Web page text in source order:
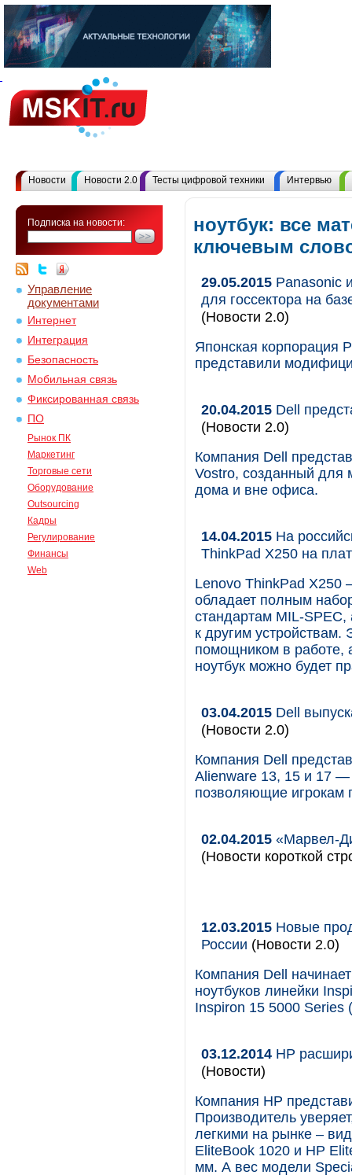
Новости Новости 2.0 Тесты цифровой техники Интервью
Подписка на новости:
Управление
документами
Интернет
Интеграция
Безопасность
Мобильная связь
Фиксированная связь
ПО
Рынок ПК
Маркетинг
Торговые сети
Оборудование
Outsourcing
Кадры
Регулирование
Финансы
Web
ноутбук: все
ключевым
29.05.2015 Panasonic
для госсектора на
(Новости 2.0)
Японская корпорация
представили
20.04.2015 Dell
(Новости 2.0)
Компания Dell
Vostro, созданный для
дома и вне офиса.
14.04.2015 На
ThinkPad X250 на
Lenovo ThinkPad X250
обладает полным
стандартам MIL-
к другим устройствам.
помощником в работе,
ноутбук можно будет
03.04.2015 Dell
(Новости 2.0)
Компания Dell
Alienware 13, 15 и 17
позволяющие игрокам
02.04.2015 «Марвел-
(Новости короткой
12.03.2015 Новые
России (Новости 2.0)
Компания Dell
ноутбуков линейки
Inspiron 15 5000 Series
03.12.2014 HP
(Новости)
Компания HP
Производитель
легкими на рынке –
EliteBook 1020 и HP
мм. А вес модели